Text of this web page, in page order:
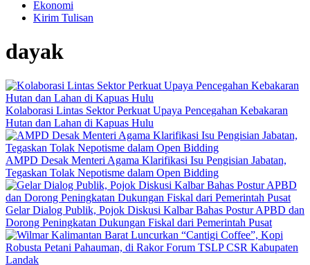
Ekonomi
Kirim Tulisan
dayak
Kolaborasi Lintas Sektor Perkuat Upaya Pencegahan Kebakaran
Hutan dan Lahan di Kapuas Hulu
AMPD Desak Menteri Agama Klarifikasi Isu Pengisian Jabatan,
Tegaskan Tolak Nepotisme dalam Open Bidding
Gelar Dialog Publik, Pojok Diskusi Kalbar Bahas Postur APBD dan
Dorong Peningkatan Dukungan Fiskal dari Pemerintah Pusat